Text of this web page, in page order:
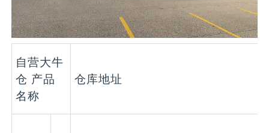
自营大牛
仓 产品
名称
仓库地址